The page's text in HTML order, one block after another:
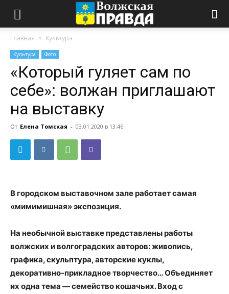
Главная Культура
Культура Фото
«Который гуляет сам по
себе»: волжан приглашают
на выставку
От Елена Томская - 03.01.2020 в 13:46
В городском выставочном зале работает самая
«мимимишная» экспозиция.
На необычной выставке представлены работы
волжских и волгоградских авторов: живопись,
графика, скульптура, авторские куклы,
декоративно-прикладное творчество… Объединяет
их одна тема — семейство кошачьих. Вход с